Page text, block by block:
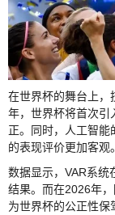
在世界杯的舞台上，
年，世界杯将首次引
正。同时，人工智能
的表现评价更加客观。
数据显示，VAR系统
结果。而在2026年，
为世界杯的公正性保